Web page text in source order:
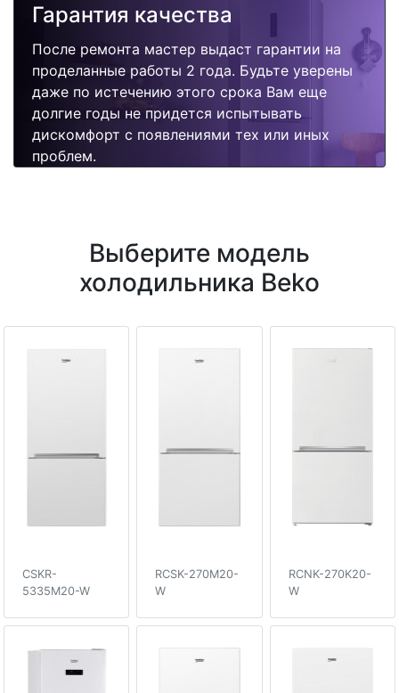
Гарантия качества
После ремонта мастер выдаст гарантии на
проделанные работы 2 года. Будьте уверены
даже по истечению этого срока Вам еще
долгие годы не придется испытывать
дискомфорт с появлениями тех или иных
проблем.
Выберите модель
холодильника Beko
CSKR-
5335M20-W
RCSK-270M20-
W
RCNK-270K20-
W